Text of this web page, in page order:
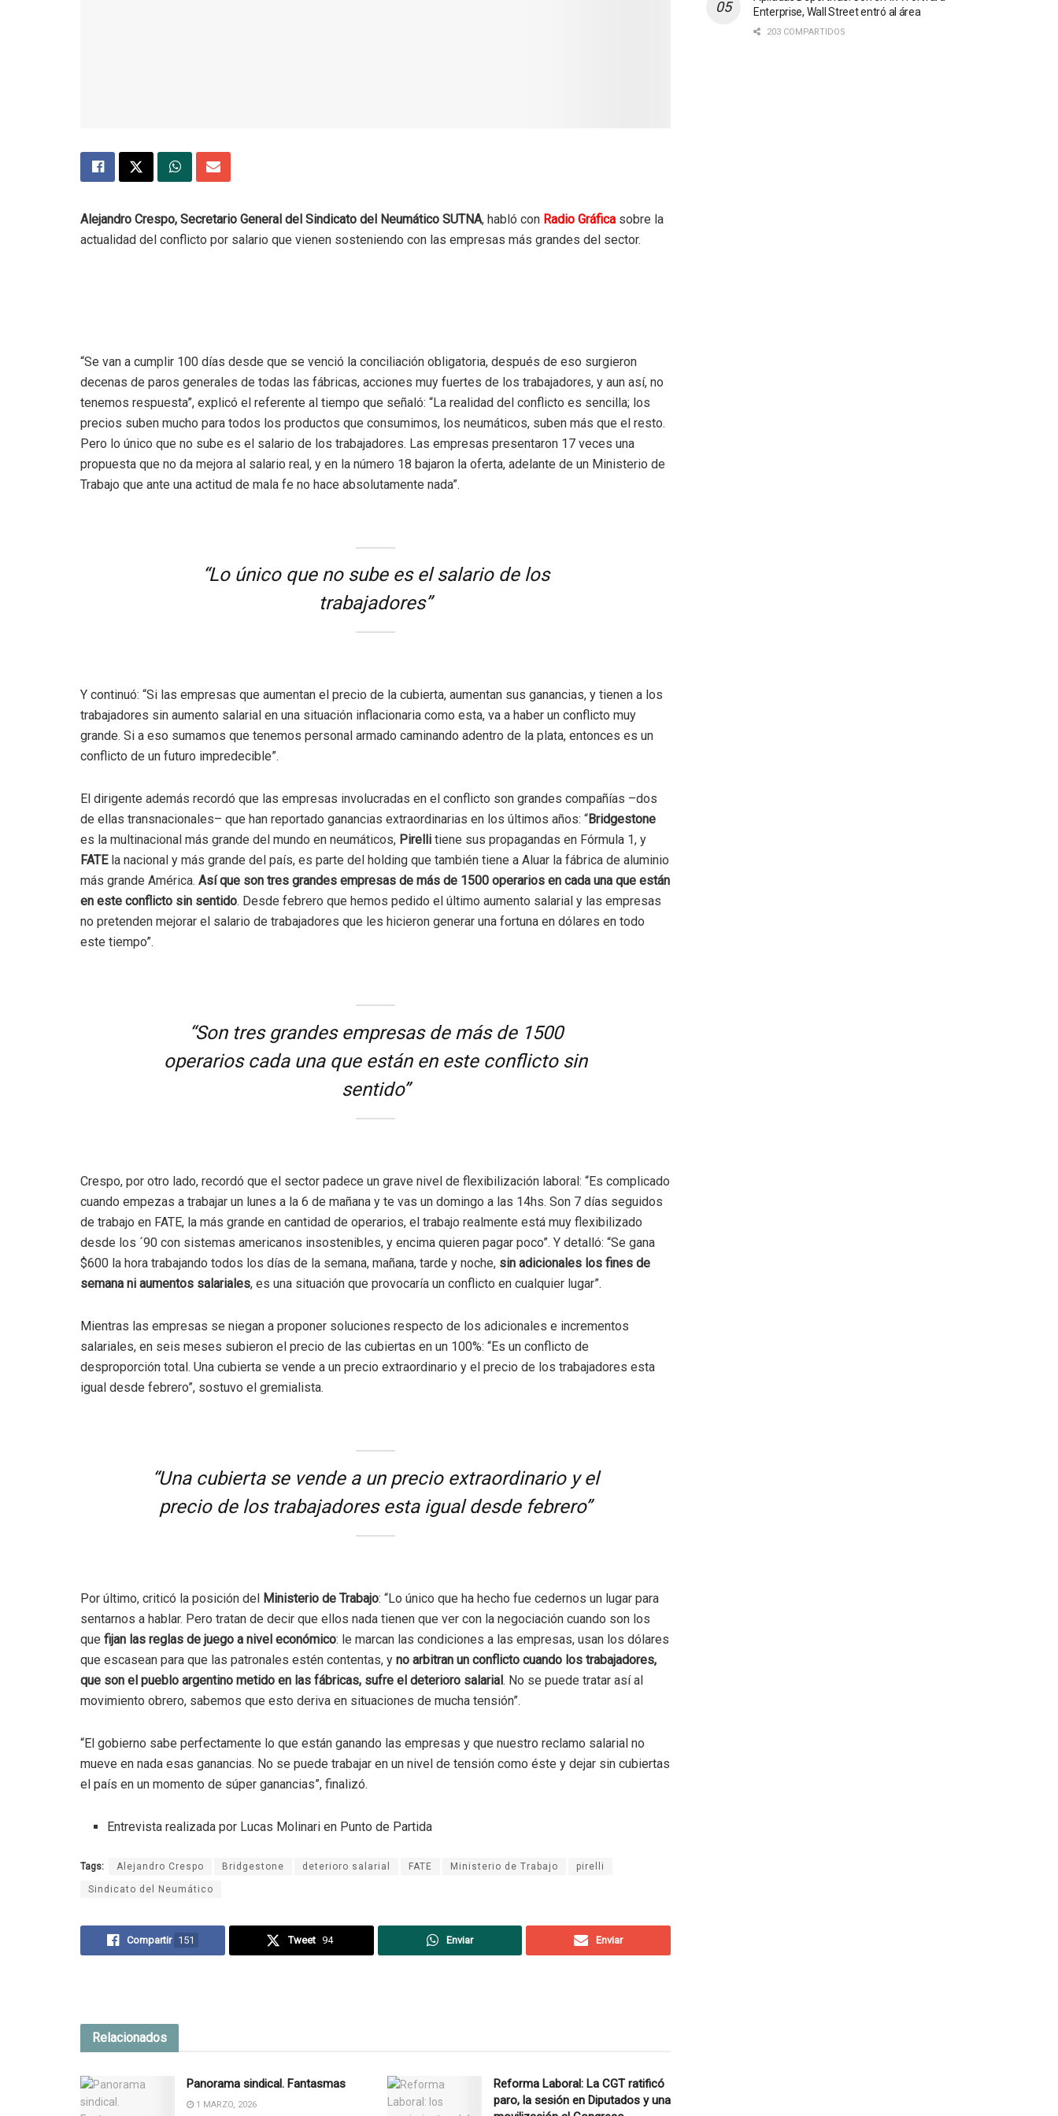
Alejandro Crespo, Secretario General del Sindicato del Neumático SUTNA, habló con Radio Gráfica sobre la
actualidad del conflicto por salario que vienen sosteniendo con las empresas más grandes del sector.
“Se van a cumplir 100 días desde que se venció la conciliación obligatoria, después de eso surgieron
decenas de paros generales de todas las fábricas, acciones muy fuertes de los trabajadores, y aun así, no
tenemos respuesta”, explicó el referente al tiempo que señaló: “La realidad del conflicto es sencilla; los
precios suben mucho para todos los productos que consumimos, los neumáticos, suben más que el resto.
Pero lo único que no sube es el salario de los trabajadores. Las empresas presentaron 17 veces una
propuesta que no da mejora al salario real, y en la número 18 bajaron la oferta, adelante de un Ministerio de
Trabajo que ante una actitud de mala fe no hace absolutamente nada”.
“Lo único que no sube es el salario de los
trabajadores”
Y continuó: “Si las empresas que aumentan el precio de la cubierta, aumentan sus ganancias, y tienen a los
trabajadores sin aumento salarial en una situación inflacionaria como esta, va a haber un conflicto muy
grande. Si a eso sumamos que tenemos personal armado caminando adentro de la plata, entonces es un
conflicto de un futuro impredecible”.
El dirigente además recordó que las empresas involucradas en el conflicto son grandes compañías –dos
de ellas transnacionales– que han reportado ganancias extraordinarias en los últimos años: “Bridgestone
es la multinacional más grande del mundo en neumáticos, Pirelli tiene sus propagandas en Fórmula 1, y
FATEla nacional y más grande del país, es parte del holding que también tiene a Aluar la fábrica de aluminio
más grande América. Así que son tres grandes empresas de más de 1500 operarios en cada una que están
en este conflicto sin sentido. Desde febrero que hemos pedido el último aumento salarial y las empresas
no pretenden mejorar el salario de trabajadores que les hicieron generar una fortuna en dólares en todo
este tiempo”.
“Son tres grandes empresas de más de 1500
operarios cada una que están en este conflicto sin
sentido”
Crespo, por otro lado, recordó que el sector padece un grave nivel de flexibilización laboral: “Es complicado
cuando empezas a trabajar un lunes a la 6 de mañana y te vas un domingo a las 14hs. Son 7 días seguidos
de trabajo en FATE, la más grande en cantidad de operarios, el trabajo realmente está muy flexibilizado
desde los ´90 con sistemas americanos insostenibles, y encima quieren pagar poco”. Y detalló: “Se gana
$600 la hora trabajando todos los días de la semana, mañana, tarde y noche, sin adicionales los fines de
semana ni aumentos salariales, es una situación que provocaría un conflicto en cualquier lugar”.
Mientras las empresas se niegan a proponer soluciones respecto de los adicionales e incrementos
salariales, en seis meses subieron el precio de las cubiertas en un 100%: “Es un conflicto de
desproporción total. Una cubierta se vende a un precio extraordinario y el precio de los trabajadores esta
igual desde febrero”, sostuvo el gremialista.
“Una cubierta se vende a un precio extraordinario y el
precio de los trabajadores esta igual desde febrero”
Por último, criticó la posición del Ministerio de Trabajo: “Lo único que ha hecho fue cedernos un lugar para
sentarnos a hablar. Pero tratan de decir que ellos nada tienen que ver con la negociación cuando son los
que fijan las reglas de juego a nivel económico: le marcan las condiciones a las empresas, usan los dólares
que escasean para que las patronales estén contentas, y no arbitran un conflicto cuando los trabajadores,
que son el pueblo argentino metido en las fábricas, sufre el deterioro salarial. No se puede tratar así al
movimiento obrero, sabemos que esto deriva en situaciones de mucha tensión”.
“El gobierno sabe perfectamente lo que están ganando las empresas y que nuestro reclamo salarial no
mueve en nada esas ganancias. No se puede trabajar en un nivel de tensión como éste y dejar sin cubiertas
el país en un momento de súper ganancias”, finalizó.
Entrevista realizada por Lucas Molinari en Punto de Partida
Tags: Alejandro Crespo Bridgestone deterioro salarial FATE Ministerio de Trabajo pirelli
Sindicato del Neumático
Compartir 151 Tweet 94 Enviar Enviar
Relacionados
Panorama sindical. Fantasmas
1 MARZO, 2026
Reforma Laboral: La CGT ratificó
paro, la sesión en Diputados y una
Enterprise, Wall Street entró al área
203 COMPARTIDOS